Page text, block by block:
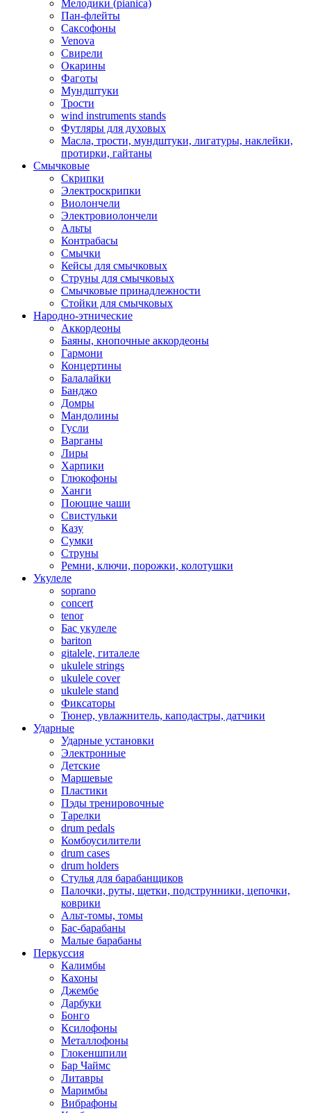
Мелодики (pianica)
Пан-флейты
Саксофоны
Venova
Свирели
Окарины
Фаготы
Мундштуки
Трости
wind instruments stands
Футляры для духовых
Масла, трости, мундштуки, лигатуры, наклейки,
протирки, гайтаны
Смычковые
Скрипки
Электроскрипки
Виолончели
Электровиолончели
Альты
Контрабасы
Смычки
Кейсы для смычковых
Струны для смычковых
Смычковые принадлежности
Стойки для смычковых
Народно-этнические
Аккордеоны
Баяны, кнопочные аккордеоны
Гармони
Концертины
Балалайки
Банджо
Домры
Мандолины
Гусли
Варганы
Лиры
Харпики
Глюкофоны
Ханги
Поющие чаши
Свистульки
Казу
Сумки
Струны
Ремни, ключи, порожки, колотушки
Укулеле
soprano
concert
tenor
Бас укулеле
bariton
gitalele, гиталеле
ukulele strings
ukulele cover
ukulele stand
Фиксаторы
Тюнер, увлажнитель, каподастры, датчики
Ударные
Ударные установки
Электронные
Детские
Маршевые
Пластики
Пэды тренировочные
Тарелки
drum pedals
Комбоусилители
drum cases
drum holders
Стулья для барабанщиков
Палочки, руты, щетки, подструнники, цепочки,
коврики
Альт-томы, томы
Бас-барабаны
Малые барабаны
Перкуссия
Калимбы
Кахоны
Джембе
Дарбуки
Бонго
Ксилофоны
Металлофоны
Глокеншпили
Бар Чаймс
Литавры
Маримбы
Вибрафоны